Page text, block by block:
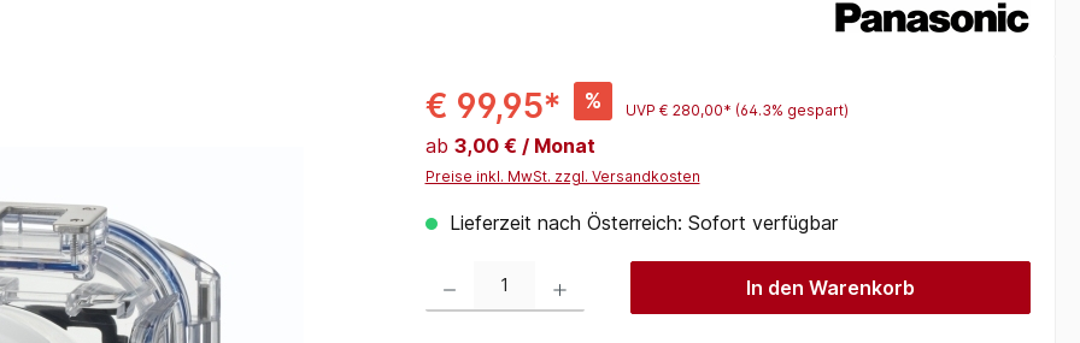
€ 99,95* % UVP € 280,00* (64.3% gespart)
ab 3,00 € / Monat
Preise inkl. MwSt. zzgl. Versandkosten
Lieferzeit nach Österreich: Sofort verfügbar
In den Warenkorb